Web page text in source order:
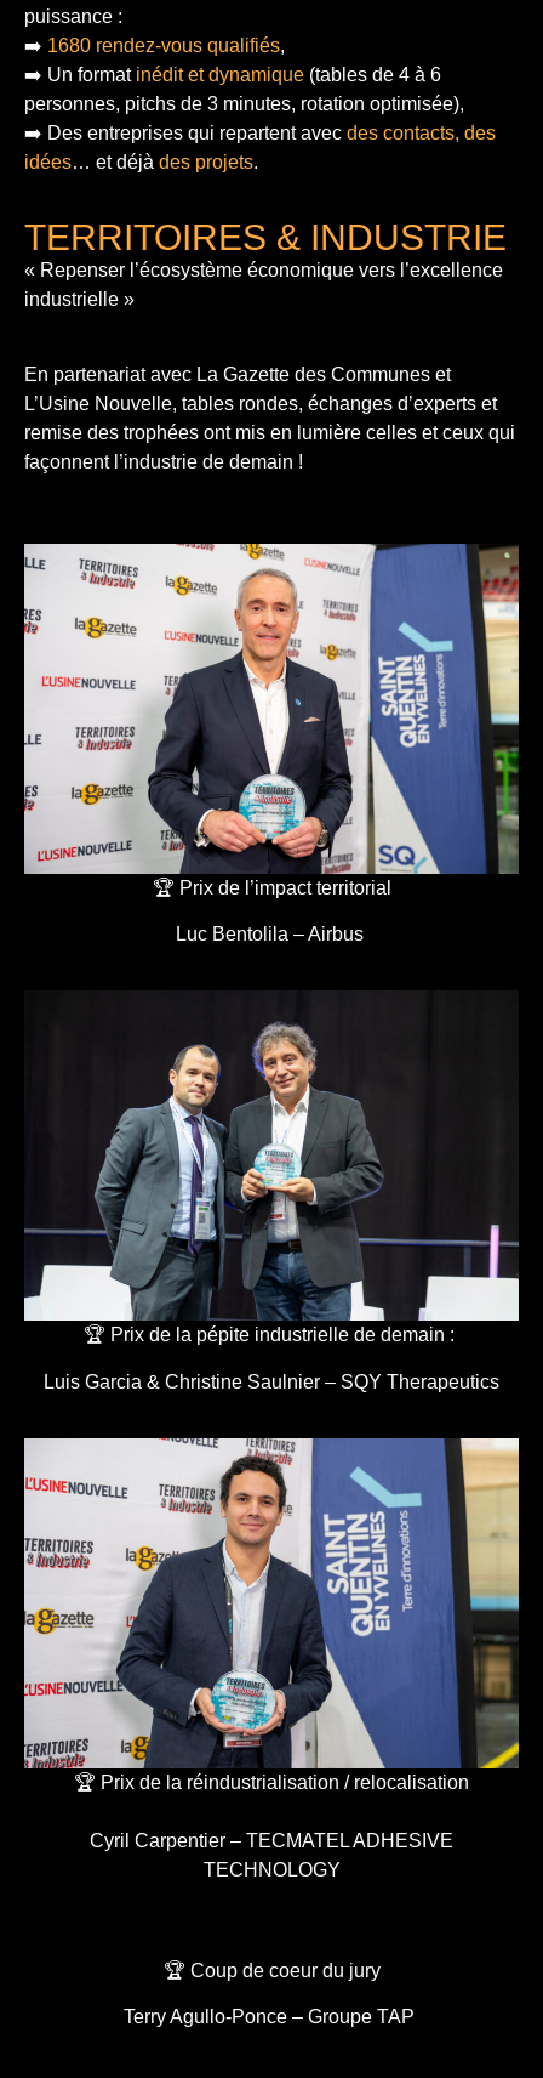
puissance :
➡️ 1680 rendez-vous qualifiés,
➡️ Un format inédit et dynamique (tables de 4 à 6
personnes, pitchs de 3 minutes, rotation optimisée),
➡️ Des entreprises qui repartent avec des contacts, des
idées… et déjà des projets.
TERRITOIRES & INDUSTRIE
« Repenser l’écosystème économique vers l’excellence
industrielle »
En partenariat avec La Gazette des Communes et
L’Usine Nouvelle, tables rondes, échanges d’experts et
remise des trophées ont mis en lumière celles et ceux qui
façonnent l’industrie de demain !
🏆 Prix de l’impact territorial
Luc Bentolila – Airbus
🏆 Prix de la pépite industrielle de demain :
Luis Garcia & Christine Saulnier – SQY Therapeutics
🏆 Prix de la réindustrialisation / relocalisation
Cyril Carpentier – TECMATEL ADHESIVE
TECHNOLOGY
🏆 Coup de coeur du jury
Terry Agullo-Ponce – Groupe TAP